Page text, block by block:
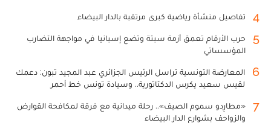
4 تفاصيل منشأة رياضية كبرى مرتقبة بالدار البيضاء
5
حرب الأرقام تعمق أزمة سبتة وتضع إسبانيا في مواجهة التضارب
المؤسساتي
6
المعارضة التونسية تراسل الرئيس الجزائري عبد المجيد تبون: دعمك
لقيس سعيد يكرس الدكتاتورية.. وسيادة تونس خط أحمر
7
«مطارِدو سموم الصيف».. رحلة ميدانية مع فرقة لمكافحة القوارض
والزواحف بشوارع الدار البيضاء